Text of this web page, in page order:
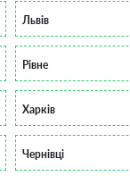
Львів
Рівне
Харків
Чернівці